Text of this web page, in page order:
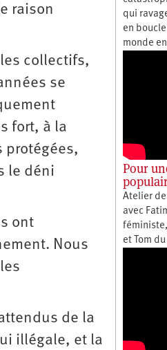
raison
collectifs,
se
fort, à la
protégées,
le déni
ont
Nous
de la
illégale, et la
qui
en
monde
Pour
Atelier
avec
et Tom